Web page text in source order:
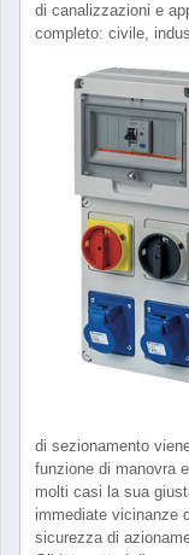
di canalizzazioni e
completo: civile,
di sezionamento
funzione di manovra
molti casi la sua
immediate vicinanze
sicurezza di